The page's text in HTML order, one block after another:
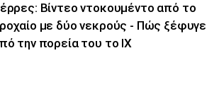
Βίντεο ντοκουμέντο από το
με δύο νεκρούς - Πώς ξέφυγε
την πορεία του το ΙΧ